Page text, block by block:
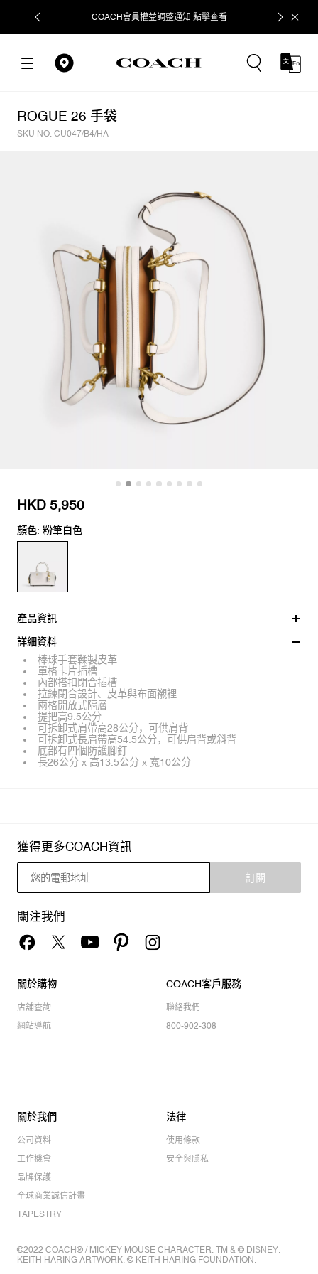
COACH會員權益調整通知 點擊查看 立即追蹤
ROGUE 26 手袋
SKU NO: CU047/B4/HA
HKD 5,950
顏色: 粉筆白色
產品資訊
詳細資料
棒球手套鞣製皮革
單格卡片插槽
內部搭扣閉合插槽
拉鍊閉合設計、皮革與布面襯裡
兩格開放式隔層
提把高9.5公分
可拆卸式肩帶高28公分，可供肩背
可拆卸式長肩帶高54.5公分，可供肩背或斜背
底部有四個防護腳釘
長26公分 x 高13.5公分 x 寬10公分
獲得更多COACH資訊
訂閱
關注我們
關於購物
店舖查詢
網站導航
COACH客戶服務
聯絡我們
800-902-308
關於我們
公司資料
工作機會
品牌保護
全球商業誠信計畫
TAPESTRY
法律
使用條款
安全與隱私
©2022 COACH® / MICKEY MOUSE CHARACTER: TM & © DISNEY.
KEITH HARING ARTWORK: © KEITH HARING FOUNDATION.